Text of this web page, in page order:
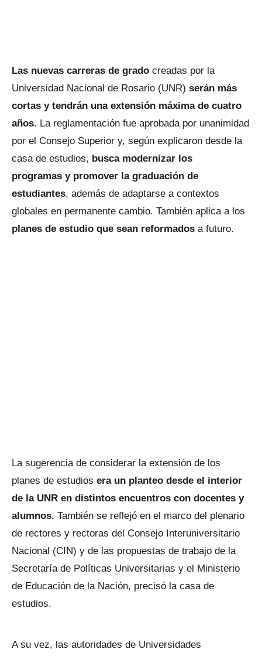
Las nuevas carreras de grado creadas por la
Universidad Nacional de Rosario (UNR) serán más
cortas y tendrán una extensión máxima de cuatro
años. La reglamentación fue aprobada por unanimidad
por el Consejo Superior y, según explicaron desde la
casa de estudios, busca modernizar los
programas y promover la graduación de
estudiantes, además de adaptarse a contextos
globales en permanente cambio. También aplica a los
planes de estudio que sean reformados a futuro.
La sugerencia de considerar la extensión de los
planes de estudios era un planteo desde el interior
de la UNR en distintos encuentros con docentes y
alumnos. También se reflejó en el marco del plenario
de rectores y rectoras del Consejo Interuniversitario
Nacional (CIN) y de las propuestas de trabajo de la
Secretaría de Políticas Universitarias y el Ministerio
de Educación de la Nación, precisó la casa de
estudios.
A su vez, las autoridades de Universidades